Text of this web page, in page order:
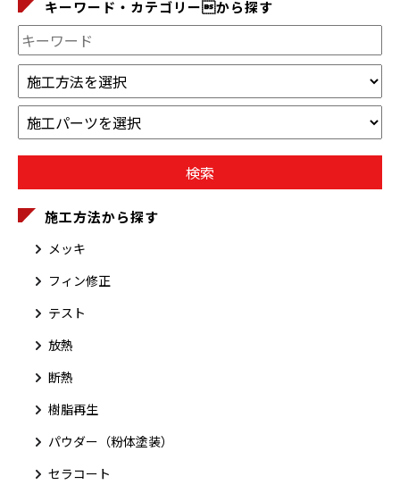
キーワード・カテゴリーから探す
施工方法から探す
メッキ
フィン修正
テスト
放熱
断熱
樹脂再生
パウダー（粉体塗装）
セラコート